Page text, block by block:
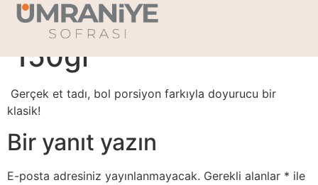
Et Döner Porsiyon-
150gr
Gerçek et tadı, bol porsiyon farkıyla doyurucu bir
klasik!
Bir yanıt yazın
E-posta adresiniz yayınlanmayacak. Gerekli alanlar * ile